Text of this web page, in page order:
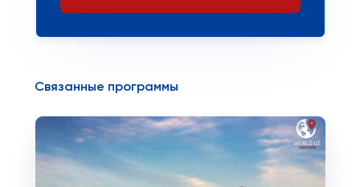
Связанные программы